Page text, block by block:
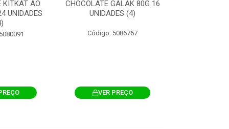
KITKAT AO
UNIDADES
CHOCOLATE GALAK 80G 16
UNIDADES (4)
Código: 5086767
VER PREÇO